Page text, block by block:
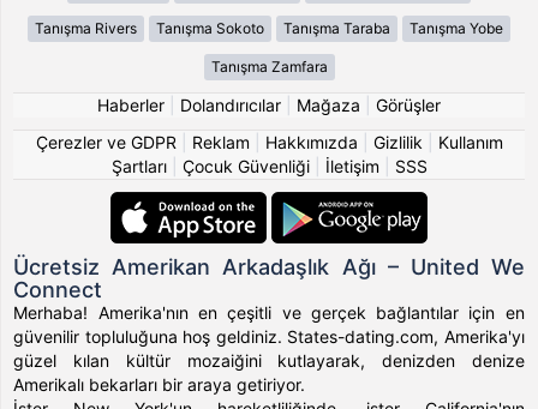
Tanışma Rivers Tanışma Sokoto Tanışma Taraba Tanışma Yobe
Tanışma Zamfara
Haberler Dolandırıcılar Mağaza
Görüşler
Çerezler ve GDPR
Reklam Hakkımızda Gizlilik
Kullanım
Şartları| Çocuk Güvenliği| İletişim SSS
Ücretsiz Amerikan Arkadaşlık Ağı – United We
Connect
Merhaba! Amerika'nın en çeşitli ve gerçek bağlantılar için en
güvenilir topluluğuna hoş geldiniz. States-dating.com, Amerika'yı
güzel kılan kültür mozaiğini kutlayarak, denizden denize
Amerikalı bekarları bir araya getiriyor.